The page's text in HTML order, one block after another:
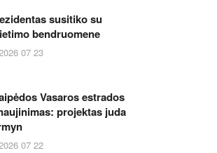
susitiko su
bendruomene
07 23
Vasaros estrados
projektas juda
07 22